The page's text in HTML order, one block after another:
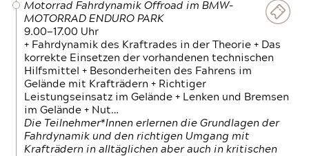
Motorrad Fahrdynamik Offroad im BMW-
MOTORRAD ENDURO PARK
9.00—17.00 Uhr
+ Fahrdynamik des Kraftrades in der Theorie + Das
korrekte Einsetzen der vorhandenen technischen
Hilfsmittel + Besonderheiten des Fahrens im
Gelände mit Krafträdern + Richtiger
Leistungseinsatz im Gelände + Lenken und Bremsen
im Gelände + Nut…
Die Teilnehmer*Innen erlernen die Grundlagen der
Fahrdynamik und den richtigen Umgang mit
Krafträdern in alltäglichen aber auch in kritischen